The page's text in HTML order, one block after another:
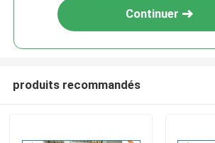
Continuer
produits recommandés